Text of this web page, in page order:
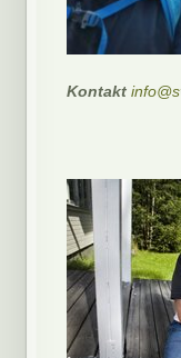
Kontakt